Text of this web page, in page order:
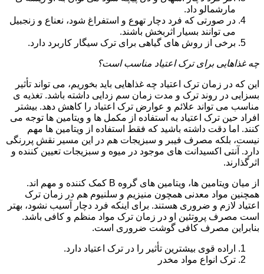
مارشمالو داد.
در صورتی که فرد دچار تهوع و استفراغ شود، نعناع و زنجبیل
می توانند بسیار اثربخش باشند.
برخی از روش های گیاهی برای ترک سیگار کاربرد دارد.
چه غذاهایی برای ترک اعتیاد مناسب است؟
این که در زمان ترک اعتیاد چه غذاهایی باید بخوریم، می تواند تأثیر
بسزایی در روند ترک و مدت زمان سم زدایی داشته باشد. تغذیه ی
مناسب می تواند علائم و عوارض ترک اعتیاد را کاهش دهد. بیشتر
افراد حین ترک اعتیاد به استفاده از مکمل ها و ویتامین ها توجه می
کنند. اما دقت داشته باشید که فقط استفاده از ویتامین ها مهم
نیست، بلکه مصرف فیبر و سبزیجات هم در این مسیر نقش پررنگی
دارد. آنتی اکسیدانت های موجود در میوه و سبزیجات تعیین کننده و
اثرگذارند.
از میان ویتامین ها، ویتامین های گروه B کمک کننده و مهم اند.
همچنین مواد معدنی همچون منیزیم و سلنیوم هم در زمان ترک
اعتیاد لازم و ضروری هستند. برای اینکه فرد دچار آسیب نشود، بهتر
است مصرف پروتئین او در زمان ترک مواد منظم و کافی باشد.
بنابراین مصرف کافی گوشت ضروری است.
اراده قوی بیشترین تأثیر را در ترک اعتیاد دارد.
ترک انواع مواد مخدر